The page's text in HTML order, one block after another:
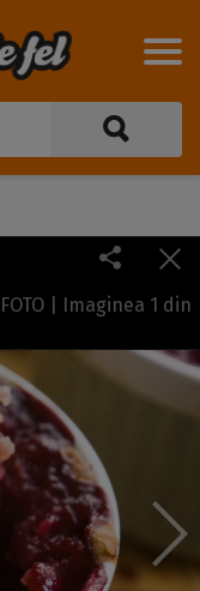
| Imaginea 1 din